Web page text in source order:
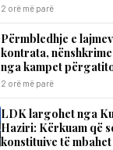
2 orë më parë
Përmbledhje e
kontrata,
nga kampet
2 orë më parë
LDK largohet nga
Haziri: Kërkuam që
konstituive të